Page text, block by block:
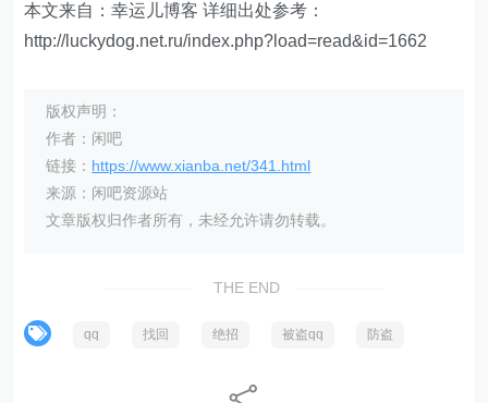
本文来自：幸运儿博客 详细出处参考：
http://luckydog.net.ru/index.php?load=read&id=1662
版权声明：
作者：闲吧
链接： https://www.xianba.net/341.html
来源：闲吧资源站
文章版权归作者所有，未经允许请勿转载。
THE END
qq 找回 绝招 被盗qq 防盗